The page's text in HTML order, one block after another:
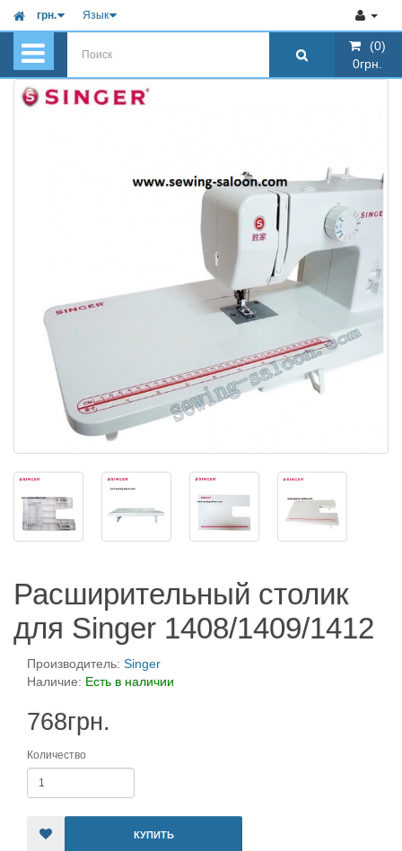
грн. Язык
(0)
0грн.
Расширительный столик
для Singer 1408/1409/1412
Производитель: Singer
Наличие: Есть в наличии
768грн.
Количество
КУПИТЬ